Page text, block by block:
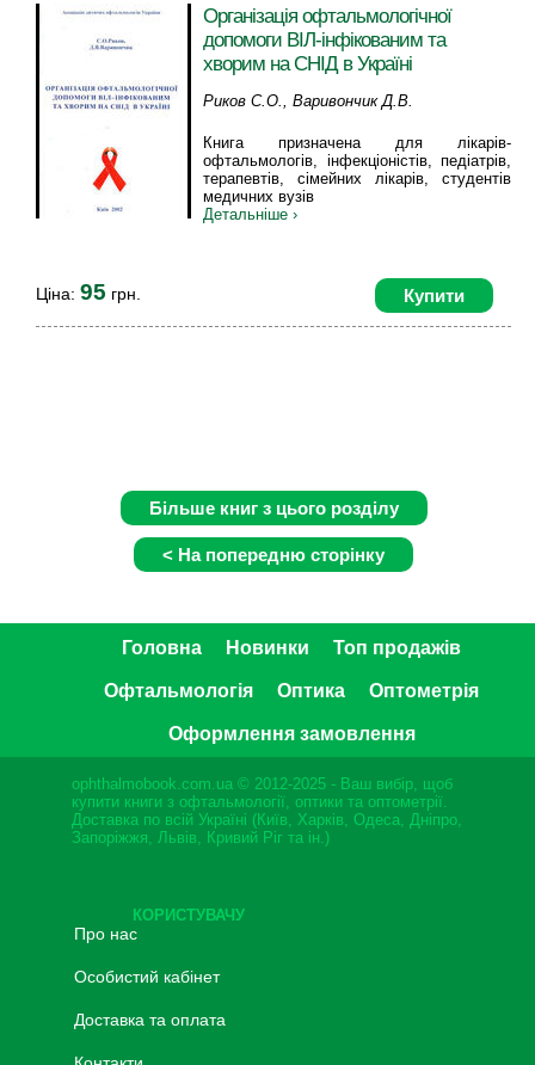
Організація офтальмологічної
допомоги ВІЛ-інфікованим та
хворим на СНІД в Україні
Риков С.О., Варивончик Д.В.
Книга призначена для лікарів-
офтальмологів, інфекціоністів, педіатрів,
терапевтів, сімейних лікарів, студентів
медичних вузів
Детальніше ›
Купити
Ціна: 95 грн.
Головна Новинки Топ продажів
Офтальмологія Оптика Оптометрія
Оформлення замовлення
ophthalmobook.com.ua © 2012-2025 - Ваш вибір, щоб
купити книги з офтальмології, оптики та оптометрії.
Доставка по всій Україні (Київ, Харків, Одеса, Дніпро,
Запоріжжя, Львів, Кривий Ріг та ін.)
КОРИСТУВАЧУ
Про нас
Особистий кабінет
Доставка та оплата